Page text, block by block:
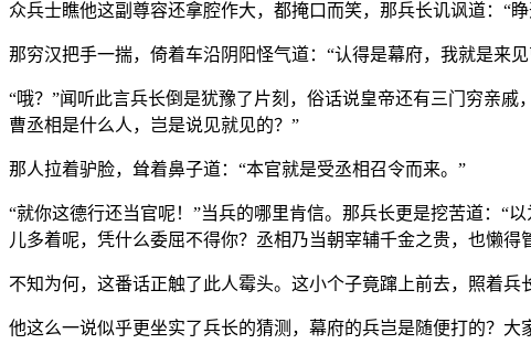
众兵士瞧他这副尊容还拿腔作大，都掩口而笑，那兵长讥讽道：“
那穷汉把手一揣，倚着车沿阴阳怪气道：“认得是幕府，我就是来
“哦？”闻听此言兵长倒是犹豫了片刻，俗话说皇帝还有三门穷亲
曹丞相是什么人，岂是说见就见的？”
那人拉着驴脸，耸着鼻子道：“本官就是受丞相召令而来。”
“就你这德行还当官呢！”当兵的哪里肯信。那兵长更是挖苦道：“
儿多着呢，凭什么委屈不得你？丞相乃当朝宰辅千金之贵，也懒得
不知为何，这番话正触了此人霉头。这小个子竟蹿上前去，照着
他这么一说似乎更坐实了兵长的猜测，幕府的兵岂是随便打的？